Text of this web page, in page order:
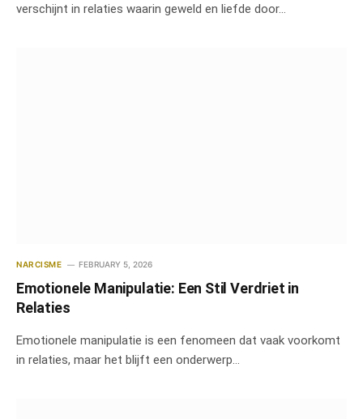
verschijnt in relaties waarin geweld en liefde door…
NARCISME FEBRUARY 5, 2026
Emotionele Manipulatie: Een Stil Verdriet in
Relaties
Emotionele manipulatie is een fenomeen dat vaak voorkomt
in relaties, maar het blijft een onderwerp…